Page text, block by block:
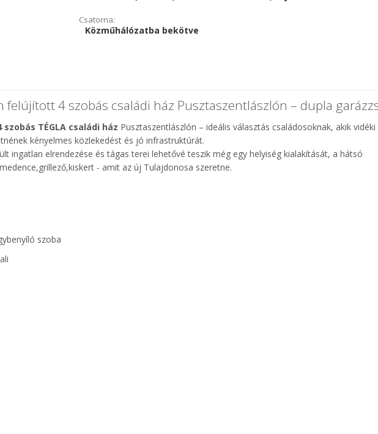
Csatorna:
Közműhálózatba bekötve
felújított 4 szobás családi ház Pusztaszentlászlón – dupla
szobás TÉGLA családi ház Pusztaszentlászlón – ideális választás családosoknak, akik vidéki
kényelmes közlekedést és jó infrastruktúrát.
ingatlan elrendezése és tágas terei lehetővé teszik még egy helyiség kialakítását, a hátsó
- amit az új Tulajdonosa szeretne.
szoba